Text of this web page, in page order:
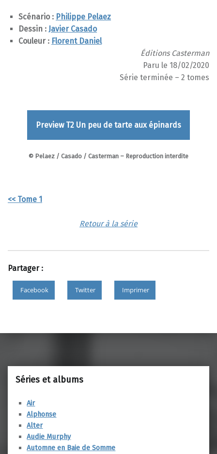
Scénario : Philippe Pelaez
Dessin : Javier Casado
Couleur : Florent Daniel
Éditions Casterman
Paru le 18/02/2020
Série terminée – 2 tomes
Preview T2 Un peu de tarte aux épinards
© Pelaez / Casado / Casterman – Reproduction interdite
<< Tome 1
Retour à la série
Partager :
Facebook Twitter Imprimer
Séries et albums
Air
Alphonse
Alter
Audie Murphy
Automne en Baie de Somme